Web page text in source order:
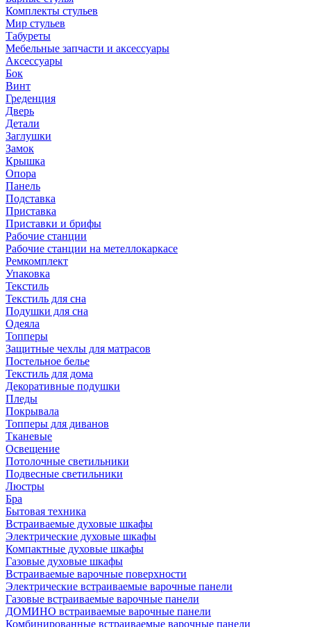
Комплекты стульев
Мир стульев
Табуреты
Мебельные запчасти и аксессуары
Аксессуары
Бок
Винт
Греденция
Дверь
Детали
Заглушки
Замок
Крышка
Опора
Панель
Подставка
Приставка
Приставки и брифы
Рабочие станции
Рабочие станции на метеллокаркасе
Ремкомплект
Упаковка
Текстиль
Текстиль для сна
Подушки для сна
Одеяла
Топперы
Защитные чехлы для матрасов
Постельное белье
Текстиль для дома
Декоративные подушки
Пледы
Покрывала
Топперы для диванов
Тканевые
Освещение
Потолочные светильники
Подвесные светильники
Люстры
Бра
Бытовая техника
Встраиваемые духовые шкафы
Электрические духовые шкафы
Компактные духовые шкафы
Газовые духовые шкафы
Встраиваемые варочные поверхности
Электрические встраиваемые варочные панели
Газовые встраиваемые варочные панели
ДОМИНО встраиваемые варочные панели
Комбинированные встраиваемые варочные панели